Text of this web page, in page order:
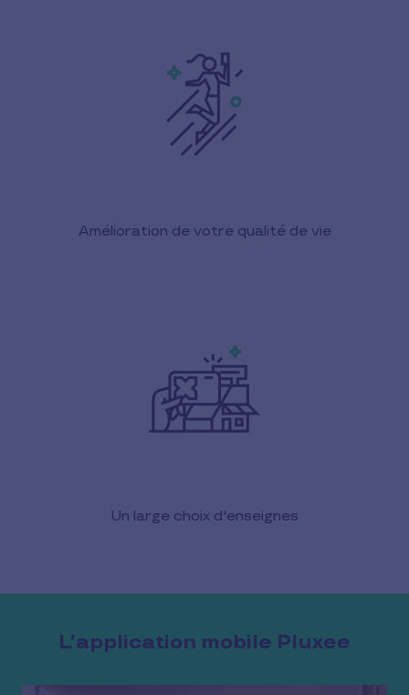
Amélioration de votre qualité de vie
Un large choix d'enseignes
L'application mobile Pluxee